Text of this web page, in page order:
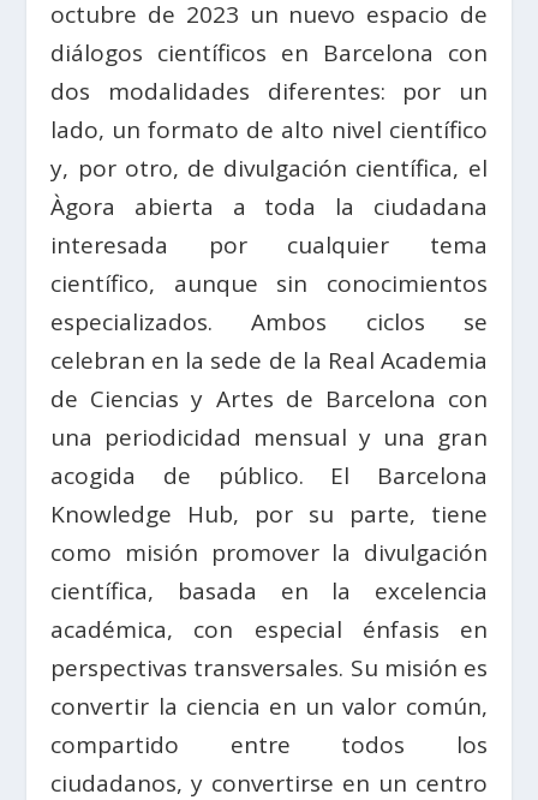
octubre de 2023 un nuevo espacio de
diálogos científicos en Barcelona con
dos modalidades diferentes: por un
lado, un formato de alto nivel científico
y, por otro, de divulgación científica, el
Àgora abierta a toda la ciudadana
interesada por cualquier tema
científico, aunque sin conocimientos
especializados. Ambos ciclos se
celebran en la sede de la Real Academia
de Ciencias y Artes de Barcelona con
una periodicidad mensual y una gran
acogida de público. El Barcelona
Knowledge Hub, por su parte, tiene
como misión promover la divulgación
científica, basada en la excelencia
académica, con especial énfasis en
perspectivas transversales. Su misión es
convertir la ciencia en un valor común,
compartido entre todos los
ciudadanos, y convertirse en un centro